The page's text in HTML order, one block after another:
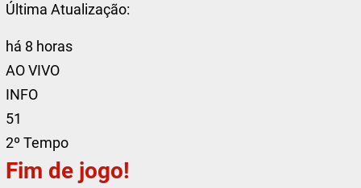
Última Atualização:
há 8 horas
AO VIVO
INFO
51
2º Tempo
Fim de jogo!